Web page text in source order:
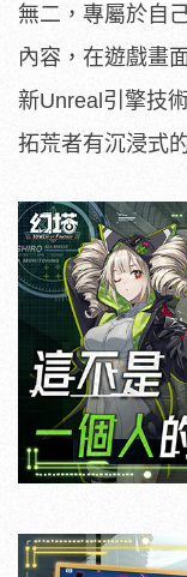
無二，專屬於自
內容，在遊戲畫
新Unreal引擎技
拓荒者有沉浸式